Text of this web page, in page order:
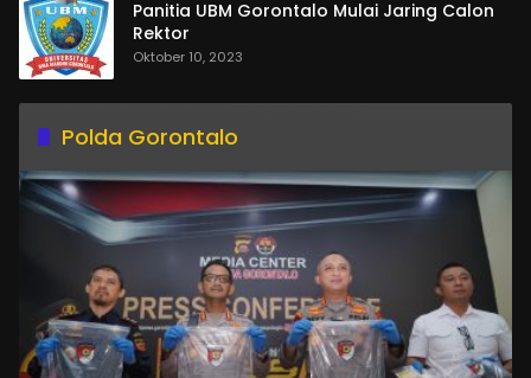
Panitia UBM Gorontalo Mulai Jaring Calon
Rektor
Oktober 10, 2023
Polda Gorontalo